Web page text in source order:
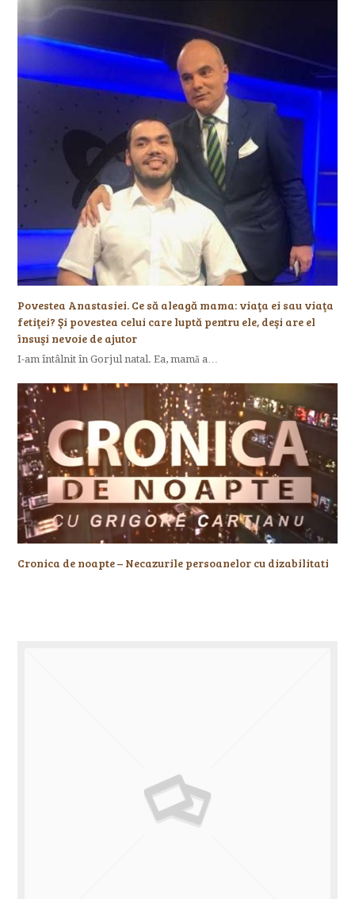
Povestea Anastasiei. Ce să aleagă mama: viaţa ei sau viaţa
fetiţei? Şi povestea celui care luptă pentru ele, deşi are el
însuşi nevoie de ajutor
I-am întâlnit în Gorjul natal. Ea, mamă a…
Cronica de noapte – Necazurile persoanelor cu dizabilitati